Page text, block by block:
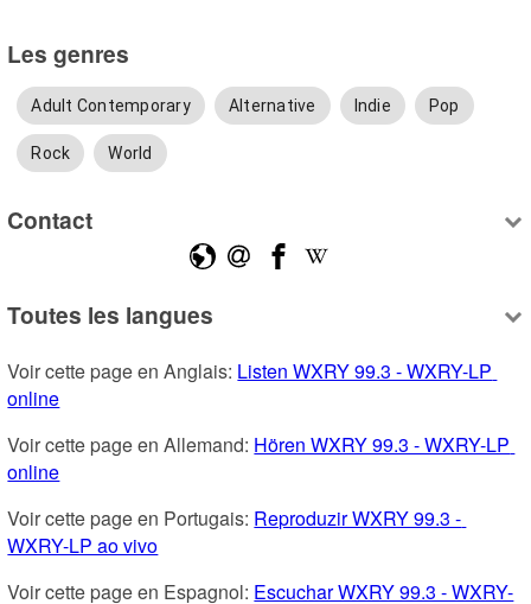
Les genres
Adult Contemporary Alternative Indie Pop
Rock World
Contact
Toutes les langues
Voir cette page en Anglais: Listen WXRY 99.3 - WXRY-LP
online
Voir cette page en Allemand: Hören WXRY 99.3 - WXRY-LP
online
Voir cette page en Portugais: Reproduzir WXRY 99.3 -
WXRY-LP ao vivo
Voir cette page en Espagnol: Escuchar WXRY 99.3 - WXRY-